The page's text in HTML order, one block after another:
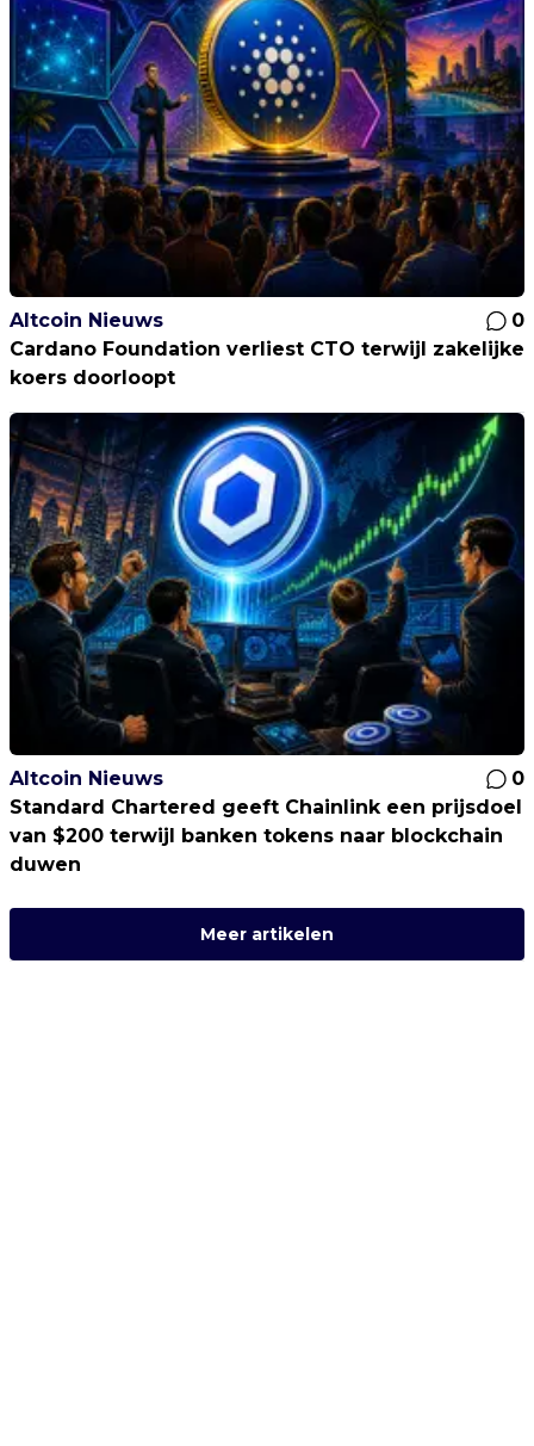
Altcoin Nieuws
0
Cardano Foundation verliest CTO terwijl zakelijke
koers doorloopt
Altcoin Nieuws
0
Standard Chartered geeft Chainlink een prijsdoel
van $200 terwijl banken tokens naar blockchain
duwen
Meer artikelen